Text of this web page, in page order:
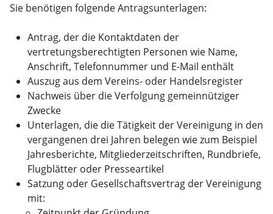
Sie benötigen folgende Antragsunterlagen:
Antrag, der die Kontaktdaten der
vertretungsberechtigten Personen wie Name,
Anschrift, Telefonnummer und E-Mail enthält
Auszug aus dem Vereins- oder Handelsregister
Nachweis über die Verfolgung gemeinnütziger
Zwecke
Unterlagen, die die Tätigkeit der Vereinigung in den
vergangenen drei Jahren belegen wie zum Beispiel
Jahresberichte, Mitgliederzeitschriften, Rundbriefe,
Flugblätter oder Presseartikel
Satzung oder Gesellschaftsvertrag der Vereinigung
mit: